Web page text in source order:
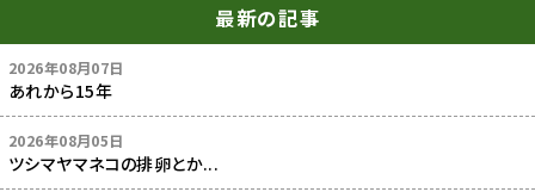
最新の記事
2026年08月07日
あれから15年
2026年08月05日
ツシマヤマネコの排卵とか...